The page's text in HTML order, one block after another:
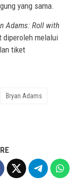
yang sama.
Adams: Roll with
diperoleh melalui
tiket
Bryan Adams